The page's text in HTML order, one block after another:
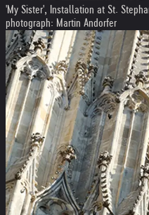
'My Sister', Installation at St.
photograph: Martin Andorfer